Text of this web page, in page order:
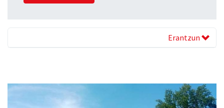
Erantzun